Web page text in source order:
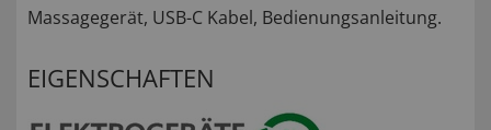
Massagegerät, USB-C Kabel, Bedienungsanleitung.
EIGENSCHAFTEN